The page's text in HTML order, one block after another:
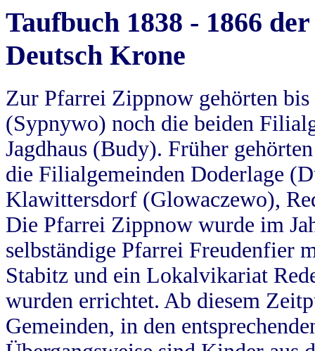
Taufbuch 1838 - 1866
Deutsch Krone
Zur Pfarrei Zippnow gehörten
(Sypnywo) noch die beiden
Jagdhaus (Budy). Früher
die Filialgemeinden Doderlage
Klawittersdorf (Glowaczewo),
Die Pfarrei Zippnow wurde im
selbständige Pfarrei Freudenfier
Stabitz und ein Lokalvikariat
wurden errichtet. Ab diesem
Gemeinden, in den